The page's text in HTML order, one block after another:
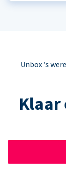
Unbox 's
Klaar